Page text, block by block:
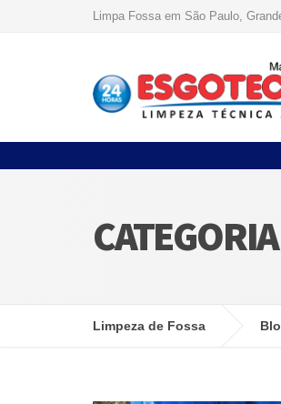
Limpa Fossa em São Paulo,
Limpeza de Fossa